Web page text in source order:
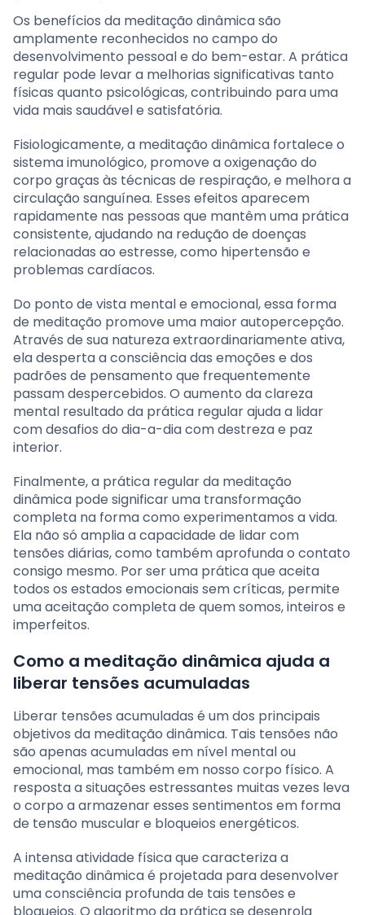
Os benefícios da meditação dinâmica são
amplamente reconhecidos no campo do
desenvolvimento pessoal e do bem-estar. A prática
regular pode levar a melhorias significativas tanto
físicas quanto psicológicas, contribuindo para uma
vida mais saudável e satisfatória.
Fisiologicamente, a meditação dinâmica fortalece o
sistema imunológico, promove a oxigenação do
corpo graças às técnicas de respiração, e melhora a
circulação sanguínea. Esses efeitos aparecem
rapidamente nas pessoas que mantêm uma prática
consistente, ajudando na redução de doenças
relacionadas ao estresse, como hipertensão e
problemas cardíacos.
Do ponto de vista mental e emocional, essa forma
de meditação promove uma maior autopercepção.
Através de sua natureza extraordinariamente ativa,
ela desperta a consciência das emoções e dos
padrões de pensamento que frequentemente
passam despercebidos. O aumento da clareza
mental resultado da prática regular ajuda a lidar
com desafios do dia-a-dia com destreza e paz
interior.
Finalmente, a prática regular da meditação
dinâmica pode significar uma transformação
completa na forma como experimentamos a vida.
Ela não só amplia a capacidade de lidar com
tensões diárias, como também aprofunda o contato
consigo mesmo. Por ser uma prática que aceita
todos os estados emocionais sem críticas, permite
uma aceitação completa de quem somos, inteiros e
imperfeitos.
Como a meditação dinâmica ajuda a
liberar tensões acumuladas
Liberar tensões acumuladas é um dos principais
objetivos da meditação dinâmica. Tais tensões não
são apenas acumuladas em nível mental ou
emocional, mas também em nosso corpo físico. A
resposta a situações estressantes muitas vezes leva
o corpo a armazenar esses sentimentos em forma
de tensão muscular e bloqueios energéticos.
A intensa atividade física que caracteriza a
meditação dinâmica é projetada para desenvolver
uma consciência profunda de tais tensões e